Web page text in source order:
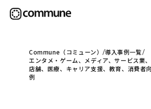
Communeについて
Commune（コミューン）
導入事例一覧
エンタメ・ゲーム、メディア、サービス業
店舗、医療、キャリア支援、教育、消費者
例